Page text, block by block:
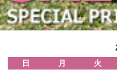
日
月 火